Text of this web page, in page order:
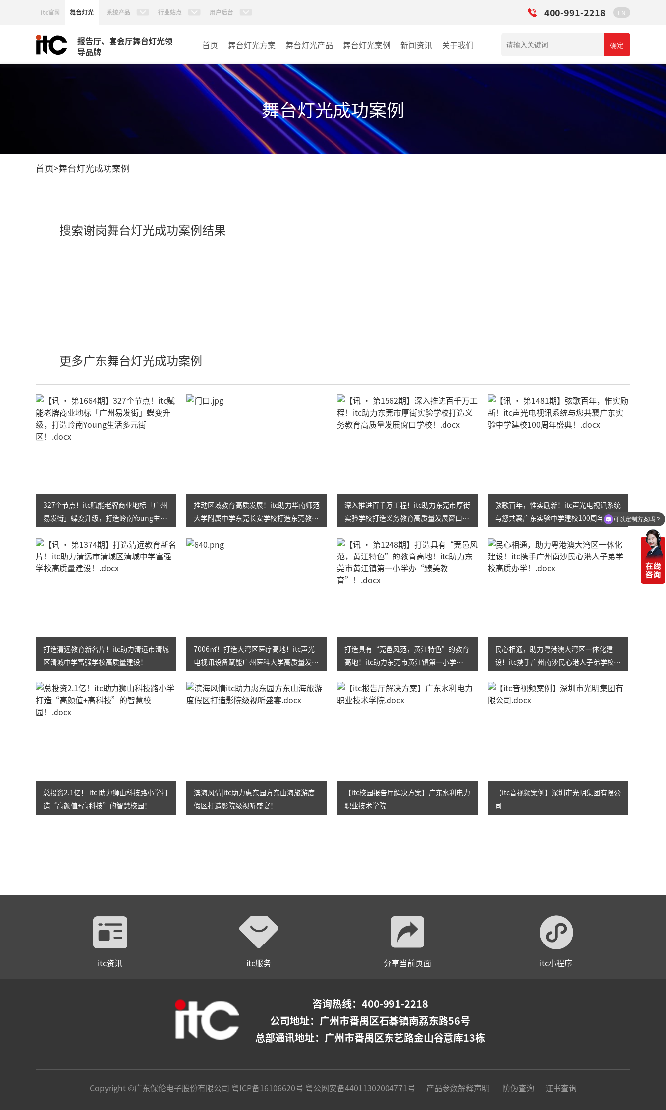
itc官网 舞台灯光 系统产品 行业站点 用户后台 400-991-2218 EN
报告厅、宴会厅舞台灯光领
导品牌
首页 舞台灯光方案 舞台灯光产品
AI智慧声光电视讯管控平
台
特效设备
控台
激光灯
舞台灯光案例
宴会厅
娱乐演出
其它
新闻资讯 关于我们 确定
舞台灯光成功案例
首页>舞台灯光成功案例
搜索谢岗舞台灯光成功案例结果
更多广东舞台灯光成功案例
327个节点！itc赋能老牌商业地标「广州
易发街」蝶变升级，打造岭南Young生活
推动区域教育高质发展！itc助力华南师范
大学附属中学东莞长安学校打造东莞教育
深入推进百千万工程！itc助力东莞市厚街
实验学校打造义务教育高质量发展窗口学
弦歌百年，惟实励新！itc声光电视讯系统
与您共襄广东实验中学建校100周年盛
打造清远教育新名片！itc助力清远市清城
区清城中学富强学校高质量建设！
7006㎡！打造大湾区医疗高地！itc声光
电视讯设备赋能广州医科大学高质量发
打造具有“莞邑风范，黄江特色”的教育
高地！itc助力东莞市黄江镇第一小学
民心相通，助力粤港澳大湾区一体化建
设！itc携手广州南沙民心港人子弟学校高
总投资2.1亿！ itc 助力狮山科技路小学打
造“高颜值+高科技”的智慧校园！
滨海风情|itc助力惠东园方东山海旅游度
假区打造影院级视听盛宴！
【itc校园报告厅解决方案】广东水利电力
职业技术学院
【itc音视频案例】深圳市光明集团有限公
司
itc资讯 itc服务 分享当前页面 itc小程序
咨询热线：400-991-2218
公司地址： 广州市番禺区石碁镇南荔东路56号
总部通讯地址：广州市番禺区东艺路金山谷意库13栋
Copyright ©广东保伦电子股份有限公司 粤ICP备16106620号 粤公网安备44011302004771号 产品参数解释声明 防伪查询 证书查询
可以定制方案吗？